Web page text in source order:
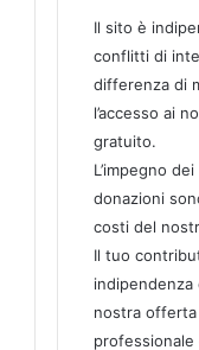
Il sito è
conflitti di
differenza di
l’accesso ai
gratuito.
L’impegno
donazioni
costi del
Il tuo
indipendenza
nostra